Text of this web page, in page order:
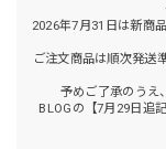
2026年7月31日は新商
ご注文商品は順次発送
予めご了承のうえ
BLOGの【7月29日追